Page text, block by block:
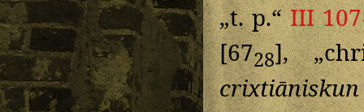
„t. p.“III 107
[6728],
crixtiāniskun